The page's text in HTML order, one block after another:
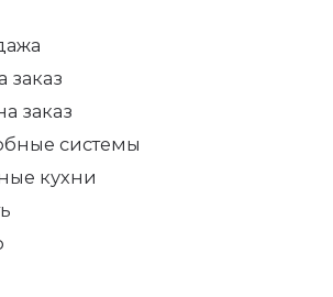
заказ
заказ
системы
кухни